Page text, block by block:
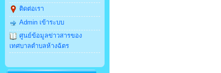
ติดต่อเรา
Admin เข้าระบบ
ศูนย์ข้อมูลข่าวสารของ
เทศบาลตำบลห้างฉัตร